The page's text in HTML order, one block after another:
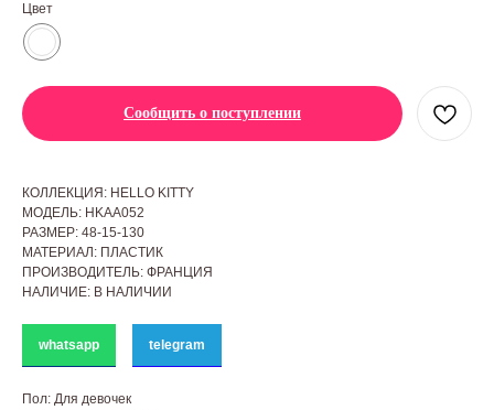
Цвет
Сообщить о поступлении
КОЛЛЕКЦИЯ: HELLO KITTY
МОДЕЛЬ: HKАА052
РАЗМЕР: 48-15-130
МАТЕРИАЛ: ПЛАСТИК
ПРОИЗВОДИТЕЛЬ: ФРАНЦИЯ
НАЛИЧИЕ: В НАЛИЧИИ
whatsapp telegram
Пол: Для девочек